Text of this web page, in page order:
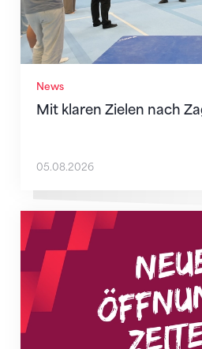
News
Mit klaren Zielen nach
05.08.2026
Neue Empfangszeiten ab 1.